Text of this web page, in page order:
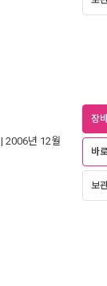
| 2006년 12월
장
바
보